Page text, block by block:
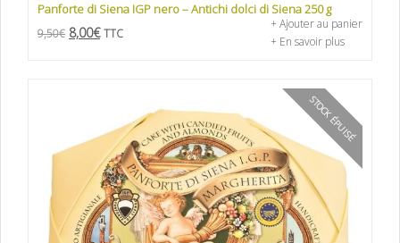
Panforte di Siena IGP nero – Antichi dolci di Siena 250 g
9,50€ 8,00€ TTC
+ Ajouter au panier
+ En savoir plus
STOCK ÉPUISÉ